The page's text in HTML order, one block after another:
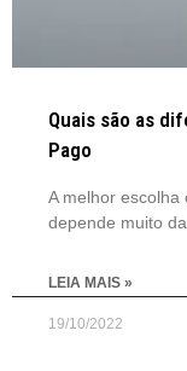
Quais são as
Pago
A melhor
depende muito
LEIA MAIS »
19/10/2022